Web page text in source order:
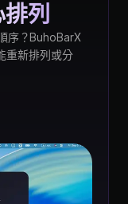
列
序？BuhoBarX
重新排列或分